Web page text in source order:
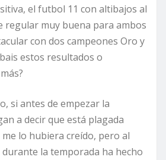
el futbol 11 con altibajos al
regular muy buena para ambos
con dos campeones Oro y
estos resultados o
si antes de empezar la
a decir que está plagada
lo hubiera creído, pero al
la temporada ha hecho